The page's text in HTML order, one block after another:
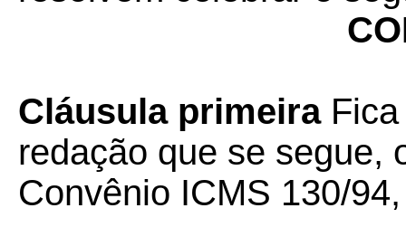
Cláusula primeira
redação que se segue,
Convênio ICMS 130/